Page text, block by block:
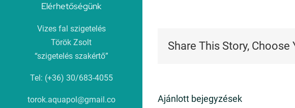
Elérhetőségünk
Vizes fal szigetelés
Török Zsolt
“szigetelés szakértő”
Tel: (+36) 30/683-4055
torok.aquapol@gmail.co
Share This Story, Choose
Ajánlott bejegyzések